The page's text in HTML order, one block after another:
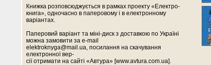
Книжка розповсюджується в рамках проекту «Електро-
книга», одночасно в паперовому і в електронному
варіантах.
Паперовий варіант та міні-диск з доставкою по Україні
можна замовити за e-mail
elektroknyga@mail.ua, посилання на скачування
електронної вер-
сії отримати на сайті «Автура» [www.avtura.com.ua].